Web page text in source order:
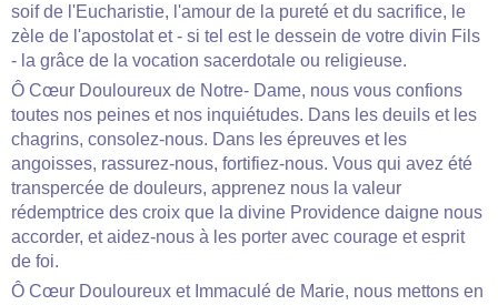
soif de l'Eucharistie, l'amour de la pureté et du sacrifice, le
zèle de l'apostolat et - si tel est le dessein de votre divin Fils
- la grâce de la vocation sacerdotale ou religieuse.
Ô Cœur Douloureux de Notre- Dame, nous vous confions
toutes nos peines et nos inquiétudes. Dans les deuils et les
chagrins, consolez-nous. Dans les épreuves et les
angoisses, rassurez-nous, fortifiez-nous. Vous qui avez été
transpercée de douleurs, apprenez­ nous la valeur
rédemptrice des croix que la divine Providence daigne nous
accorder, et aidez-nous à les porter avec courage et esprit
de foi.
Ô Cœur Douloureux et Immaculé de Marie, nous mettons en